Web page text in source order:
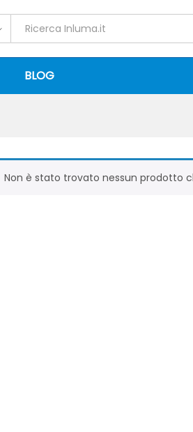
BLOG
Non è stato trovato nessun prodotto